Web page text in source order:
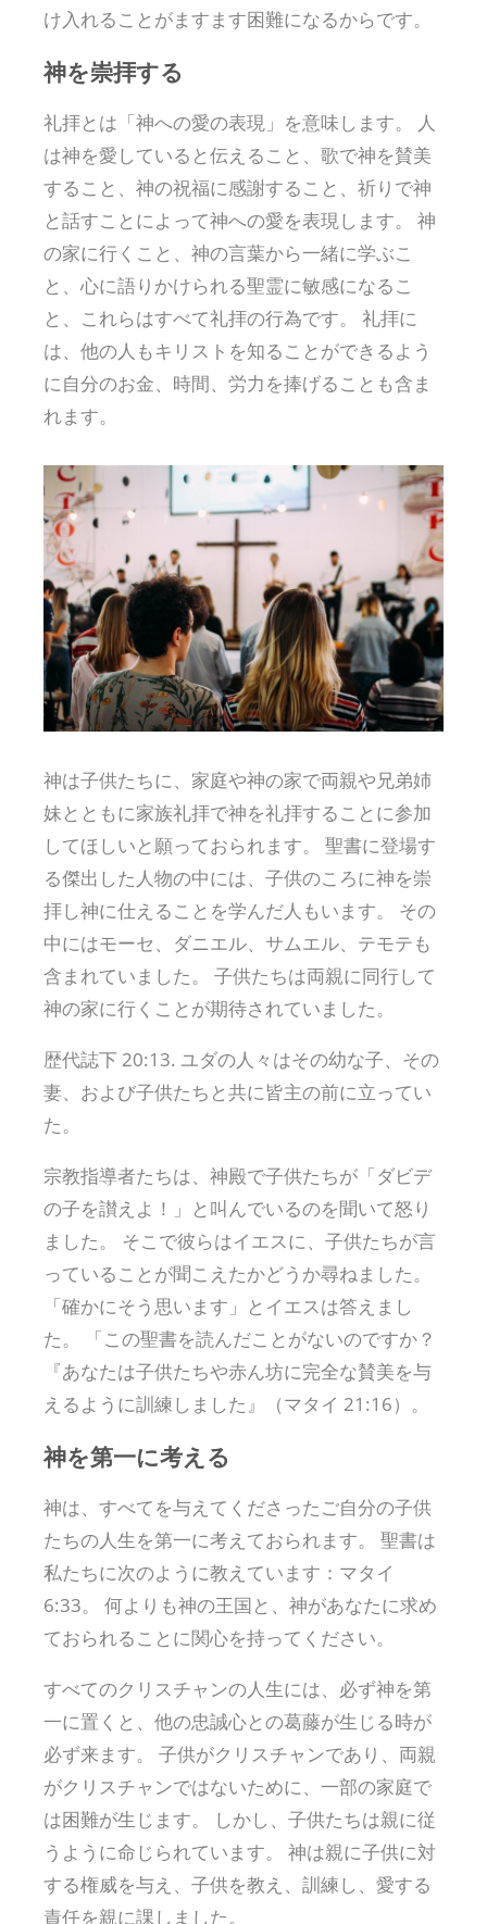
け入れることがますます困難になるからです。
神を崇拝する
礼拝とは「神への愛の表現」を意味します。 人
は神を愛していると伝えること、歌で神を賛美
すること、神の祝福に感謝すること、祈りで神
と話すことによって神への愛を表現します。 神
の家に行くこと、神の言葉から一緒に学ぶこ
と、心に語りかけられる聖霊に敏感になるこ
と、これらはすべて礼拝の行為です。 礼拝に
は、他の人もキリストを知ることができるよう
に自分のお金、時間、労力を捧げることも含ま
れます。
神は子供たちに、家庭や神の家で両親や兄弟姉
妹とともに家族礼拝で神を礼拝することに参加
してほしいと願っておられます。 聖書に登場す
る傑出した人物の中には、子供のころに神を崇
拝し神に仕えることを学んだ人もいます。 その
中にはモーセ、ダニエル、サムエル、テモテも
含まれていました。 子供たちは両親に同行して
神の家に行くことが期待されていました。
歴代誌下 20:13. ユダの人々はその幼な子、その
妻、および子供たちと共に皆主の前に立ってい
た。
宗教指導者たちは、神殿で子供たちが「ダビデ
の子を讃えよ！」と叫んでいるのを聞いて怒り
ました。 そこで彼らはイエスに、子供たちが言
っていることが聞こえたかどうか尋ねました。
「確かにそう思います」とイエスは答えまし
た。 「この聖書を読んだことがないのですか？
『あなたは子供たちや赤ん坊に完全な賛美を与
えるように訓練しました』（マタイ 21:16）。
神を第一に考える
神は、すべてを与えてくださったご自分の子供
たちの人生を第一に考えておられます。 聖書は
私たちに次のように教えています：マタイ
6:33。 何よりも神の王国と、神があなたに求め
ておられることに関心を持ってください。
すべてのクリスチャンの人生には、必ず神を第
一に置くと、他の忠誠心との葛藤が生じる時が
必ず来ます。 子供がクリスチャンであり、両親
がクリスチャンではないために、一部の家庭で
は困難が生じます。 しかし、子供たちは親に従
うように命じられています。 神は親に子供に対
する権威を与え、子供を教え、訓練し、愛する
責任を親に課しました。